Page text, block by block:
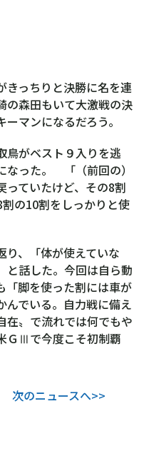
っちりと決勝に名を連
の森田もいて大激戦の決
マンになるだろう。
がベスト９入りを逃
なった。 「（前回の）
っていたけど、その8割
の10割をしっかりと使
、「体が使えていな
と話した。今回は自ら動
「脚を使った割には車が
んでいる。自力戦に備え
在〟で流れでは何でもや
ＧⅢで今度こそ初制覇
次のニュースへ>>